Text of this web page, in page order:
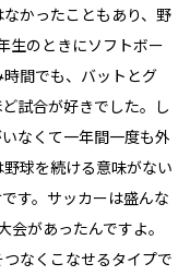
かったこともあり、野
生のときにソフトボー
間でも、バットとグ
試合が好きでした。し
なくて一年間一度も外
球を続ける意味がない
す。サッカーは盛んな
があったんですよ。
なくこなせるタイプで